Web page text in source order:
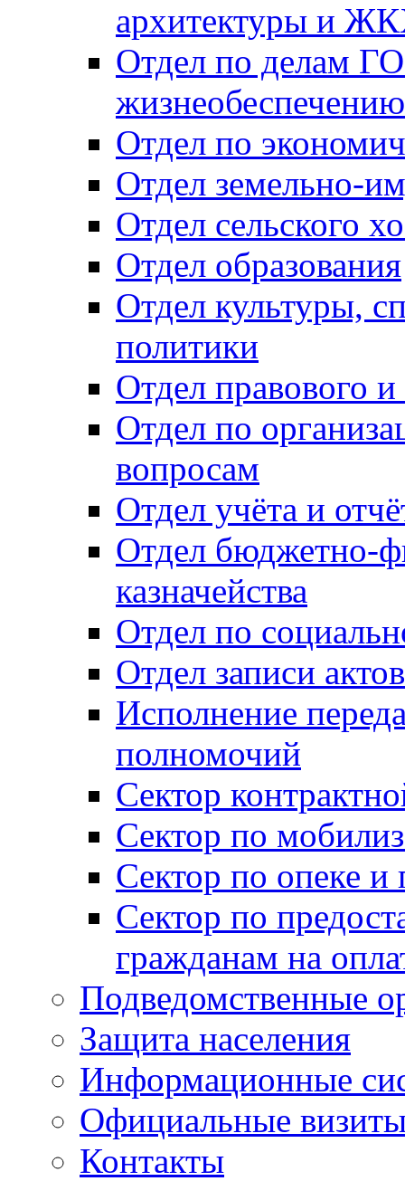
архитектуры и
Отдел по делам
Отдел по
Отдел земельно-
Отдел сельского
Отдел образования
Отдел культуры,
политики
Отдел правового
Отдел по
вопросам
Отдел учёта и
Отдел бюджетно-
казначейства
Отдел по
Отдел записи
Исполнение
полномочий
Сектор
Сектор по
Сектор по опеке и
Сектор по
гражданам на
Подведомственные
Защита населения
Информационные
Официальные
Контакты